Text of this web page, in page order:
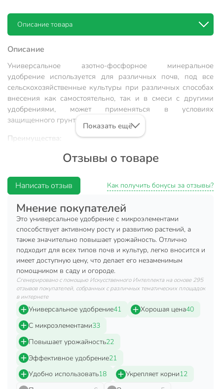
Описание товара
Описание
Универсальное азотно-фосфорное минеральное
удобрение используется для различных почв, под все
сельскохозяйственные культуры при различных способах
внесения как самостоятельно, так и в смеси с другими
удобрениями, может применяться в условиях
защищенного грунта.
Преимущества:
Суперфосфат увеличивает урожай, улучшает его качество,
повышает устойчивость растений к засухе и стимулирует
корнеобразование. Наличие комплекса микроэлементов в
составе удобрения обеспечивает сбалансированное
Состав:Смешанное минеральное удобрение (тукосмесь).
Массовая доля элементов питания:
Азот (N): не менее 6%;
Фосфор (P2O5): не менее 26%.
Микроэлементы: Кальций (Ca), Магний (Mg), Сера (S), Бор
(B), Железо (Fe).
Срок годности:5 лет.
Техническая информация
Вес, г
Бренд
Страна производства
Россия
Показать ещё
Отзывы о товаре
Написать отзыв Как получить бонусы за отзывы?
Мнение покупателей
Это универсальное удобрение с микроэлементами
способствует активному росту и развитию растений, а
также значительно повышает урожайность. Отлично
подходит для всех типов почв и культур, легко вносится и
имеет доступную цену, что делает его незаменимым
помощником в саду и огороде.
Сгенерировано с помощью Искусственного Интеллекта на основе 295
отзывов покупателей, собранных с различных тематических площадок
в интернете
Универсальное удобрение41 Хорошая цена40
С микроэлементами33
Повышает урожайность22
Эффективное удобрение21
Удобно использовать18 Укрепляет корни12